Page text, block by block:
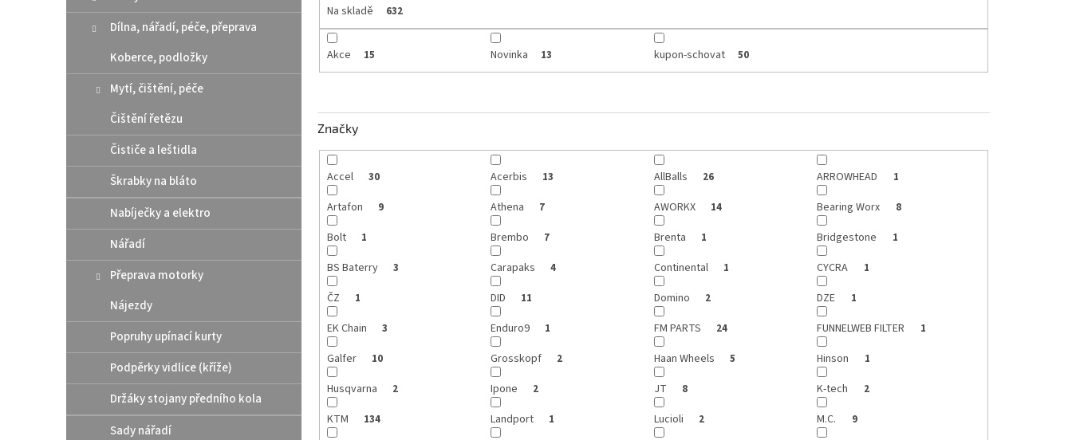
Dílna, nářadí, péče, přeprava
Koberce, podložky
Mytí, čištění, péče
Čištění řetězu
Čističe a leštidla
Škrabky na bláto
Nabíječky a elektro
Nářadí
Přeprava motorky
Nájezdy
Popruhy upínací kurty
Podpěrky vidlice (kříže)
Držáky stojany předního kola
Sady nářadí
Na skladě 632
Akce 15 Novinka 13 kupon-schovat 50
Značky
Accel 30 Acerbis 13 AllBalls 26 ARROWHEAD 1
Artafon 9 Athena 7 AWORKX 14 Bearing Worx 8
Bolt 1 Brembo 7 Brenta 1 Bridgestone 1
BS Baterry 3 Carapaks 4 Continental 1 CYCRA 1
ČZ 1 DID 11 Domino 2 DZE 1
EK Chain 3 Enduro9 1 FM PARTS 24 FUNNELWEB FILTER 1
Galfer 10 Grosskopf 2 Haan Wheels 5 Hinson 1
Husqvarna 2 Ipone 2 JT 8 K-tech 2
KTM 134 Landport 1 Lucioli 2 M.C. 9